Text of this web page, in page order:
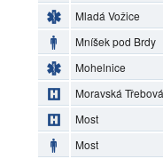
Mladá Vožice
Mníšek pod Brdy
Mohelnice
Moravská Třebová
Most
Most